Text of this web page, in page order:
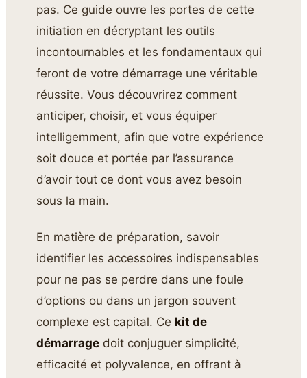
pas. Ce guide ouvre les portes de cette
initiation en décryptant les outils
incontournables et les fondamentaux qui
feront de votre démarrage une véritable
réussite. Vous découvrirez comment
anticiper, choisir, et vous équiper
intelligemment, afin que votre expérience
soit douce et portée par l’assurance
d’avoir tout ce dont vous avez besoin
sous la main.
En matière de préparation, savoir
identifier les accessoires indispensables
pour ne pas se perdre dans une foule
d’options ou dans un jargon souvent
complexe est capital. Ce kit de
démarrage doit conjuguer simplicité,
efficacité et polyvalence, en offrant à